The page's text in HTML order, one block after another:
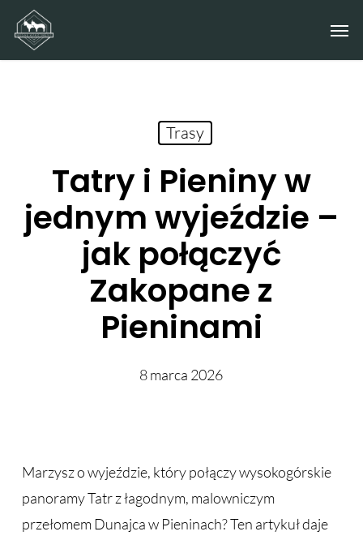
Skip
main
Trasy
Tatry i Pieniny w
jednym wyjeździe –
jak połączyć
Zakopane z
Pieninami
8 marca 2026
Marzysz o wyjeździe, który połączy wysokogórskie
panoramy Tatr z łagodnym, malowniczym
przełomem Dunajca w Pieninach? Ten artykuł daje